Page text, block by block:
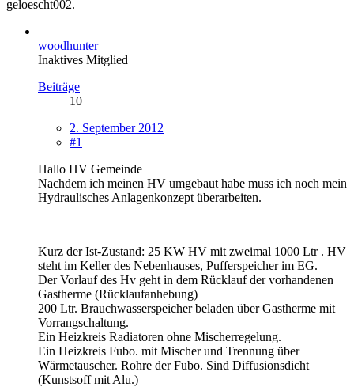
geloescht002.
woodhunter
Inaktives Mitglied
Beiträge
10
2. September 2012
#1
Hallo HV Gemeinde
Nachdem ich meinen HV umgebaut habe muss ich noch mein
Hydraulisches Anlagenkonzept überarbeiten.
Kurz der Ist-Zustand: 25 KW HV mit zweimal 1000 Ltr . HV
steht im Keller des Nebenhauses, Pufferspeicher im EG.
Der Vorlauf des Hv geht in dem Rücklauf der vorhandenen
Gastherme (Rücklaufanhebung)
200 Ltr. Brauchwasserspeicher beladen über Gastherme mit
Vorrangschaltung.
Ein Heizkreis Radiatoren ohne Mischerregelung.
Ein Heizkreis Fubo. mit Mischer und Trennung über
Wärmetauscher. Rohre der Fubo. Sind Diffusionsdicht
(Kunstsoff mit Alu.)